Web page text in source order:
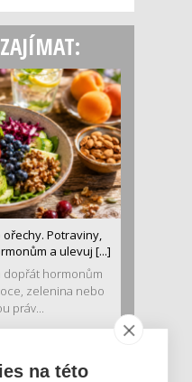
Potraviny,
a ulevuj [...]
dopřát hormonům
zelenina nebo
práv...
na této